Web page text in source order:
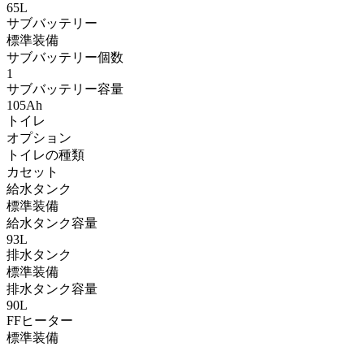
65L
サブバッテリー
標準装備
サブバッテリー個数
1
サブバッテリー容量
105Ah
トイレ
オプション
トイレの種類
カセット
給水タンク
標準装備
給水タンク容量
93L
排水タンク
標準装備
排水タンク容量
90L
FFヒーター
標準装備